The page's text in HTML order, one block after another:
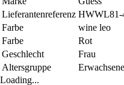
Lieferantenreferenz HWWL81-
Farbe
wine leo
Farbe
Rot
Geschlecht
Frau
Altersgruppe
Erwachsene
Loading...